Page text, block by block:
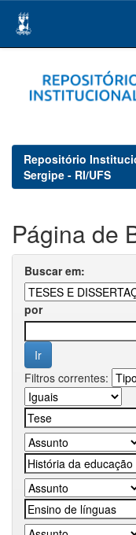
navigation
Repositório
Sergipe - RI/UFS
Página de
Buscar em:
por
Filtros correntes: